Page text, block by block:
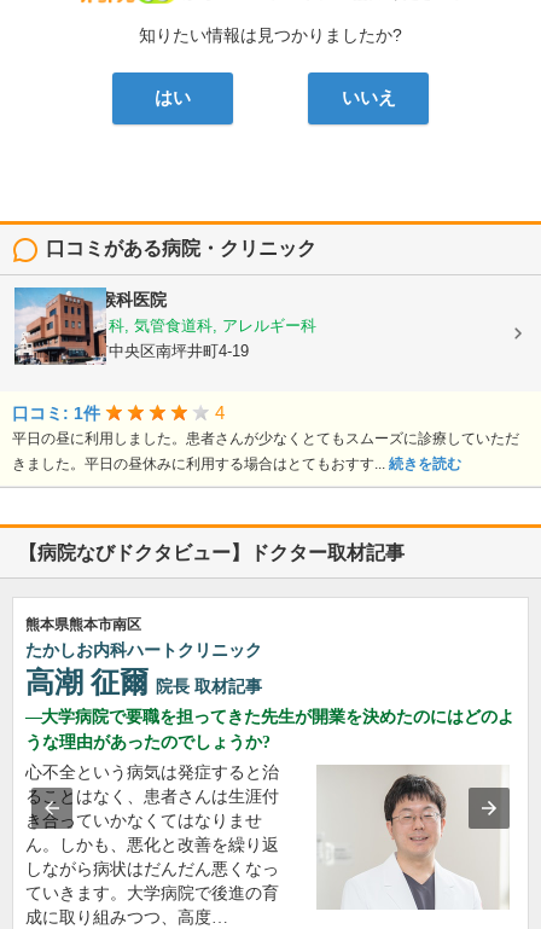
知りたい情報は見つかりましたか?
はい いいえ
口コミがある病院・クリニック
熊谷耳鼻咽喉科医院
耳鼻いんこう科, 気管食道科, アレルギー科
熊本県熊本市中央区南坪井町4-19
口コミ: 1件 4
平日の昼に利用しました。患者さんが少なくとてもスムーズに診療していただ
きました。平日の昼休みに利用する場合はとてもおすす... 続きを読む
【病院なびドクタビュー】ドクター取材記事
熊本県熊本市南区
たかしお内科ハートクリニック
高潮 征爾 院長 取材記事
大学病院で要職を担ってきた先生が開業を決めたのにはどのよ
うな理由があったのでしょうか?
心不全という病気は発症すると治
ることはなく、患者さんは生涯付
き合っていかなくてはなりませ
ん。しかも、悪化と改善を繰り返
しながら病状はだんだん悪くなっ
ていきます。大学病院で後進の育
成に取り組みつつ、高度…